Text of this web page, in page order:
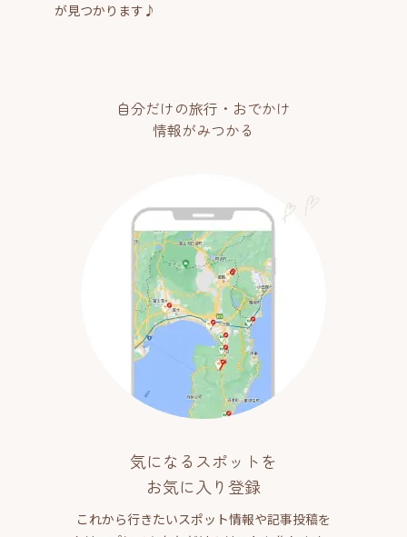
が見つかります♪
自分だけの旅行・おでかけ
情報がみつかる
気になるスポットを
お気に入り登録
これから行きたいスポット情報や記事投稿を